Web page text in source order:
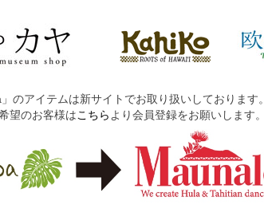
」のアイテムは新サイトでお取り扱いしております。
望のお客様はこちら より会員登録をお願いします。